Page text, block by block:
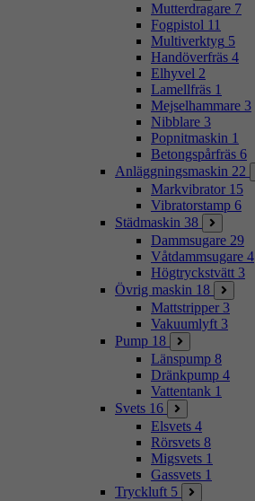
Mutterdragare 7
Fogpistol 11
Multiverktyg 5
Handöverfräs 4
Elhyvel 2
Lamellfräs 1
Mejselhammare 3
Nibblare 3
Popnitmaskin 1
Betongspårfräs 6
Anläggningsmaskin 22
Markvibrator 15
Vibratorstamp 6
Städmaskin 38
Dammsugare 29
Våtdammsugare 4
Högtryckstvätt 3
Övrig maskin 18
Mattstripper 3
Vakuumlyft 3
Pump 18
Länspump 8
Dränkpump 4
Vattentank 1
Svets 16
Elsvets 4
Rörsvets 8
Migsvets 1
Gassvets 1
Tryckluft 5